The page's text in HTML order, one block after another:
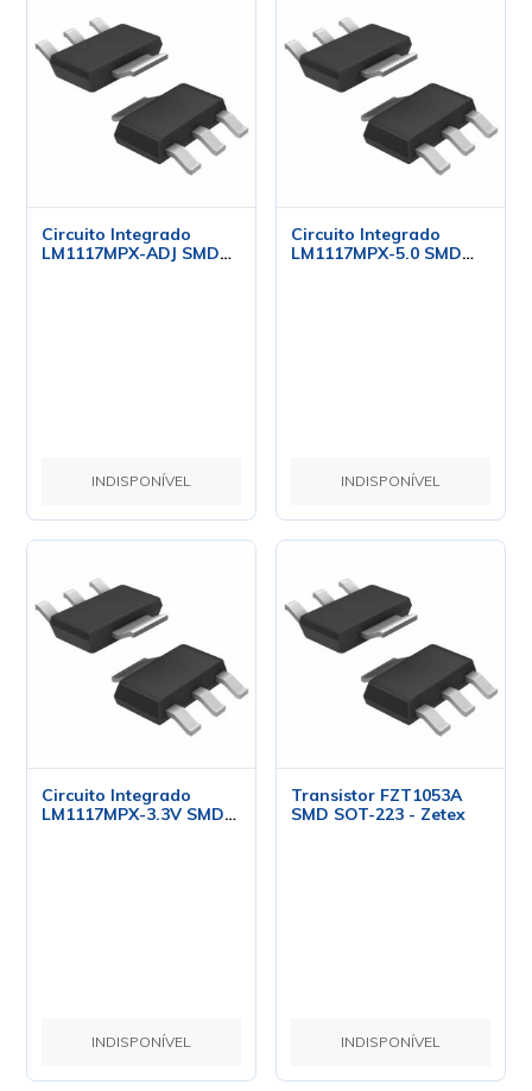
Circuito Integrado
LM1117MPX-ADJ SMD
INDISPONÍVEL
Circuito Integrado
LM1117MPX-5.0 SMD
INDISPONÍVEL
Circuito Integrado
LM1117MPX-3.3V SMD
INDISPONÍVEL
Transistor FZT1053A
SMD SOT-223 - Zetex
INDISPONÍVEL